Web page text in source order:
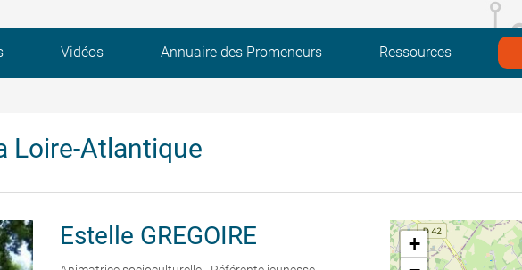
Vidéos Annuaire des Promeneurs Ressources
Loire-Atlantique
Estelle GREGOIRE
+